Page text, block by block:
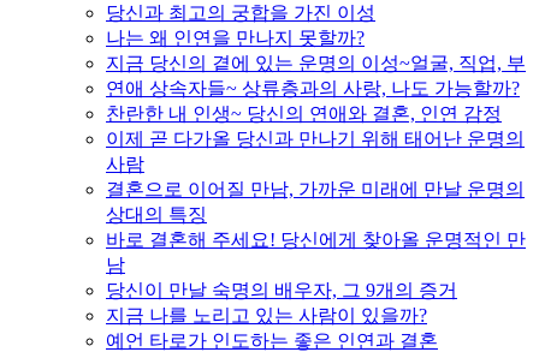
당신과 최고의 궁합을 가진 이성
나는 왜 인연을 만나지 못할까?
지금 당신의 곁에 있는 운명의 이성~얼굴, 직업, 부
연애 상속자들~ 상류층과의 사랑, 나도 가능할까?
찬란한 내 인생~ 당신의 연애와 결혼, 인연 감정
이제 곧 다가올 당신과 만나기 위해 태어난 운명의
사람
결혼으로 이어질 만남, 가까운 미래에 만날 운명의
상대의 특징
바로 결혼해 주세요! 당신에게 찾아올 운명적인 만
남
당신이 만날 숙명의 배우자, 그 9개의 증거
지금 나를 노리고 있는 사람이 있을까?
예언 타로가 인도하는 좋은 인연과 결혼